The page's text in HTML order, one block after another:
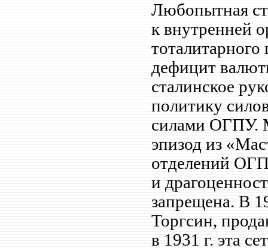
Любопытная
к внутренней
дефицит
сталинское
политику
силами ОГПУ.
эпизод из
отделений
и
запрещена. В
Торгсин,
в 1931 г. эта